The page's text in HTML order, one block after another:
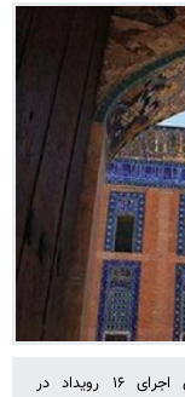
معاون میراث‌ فرهنگی استان از برنامه‌ریزی برای اجرای ۱۶ رویداد در